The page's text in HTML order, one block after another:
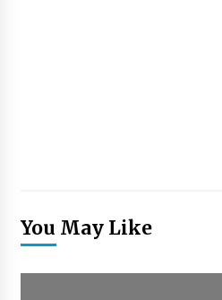
You May Like